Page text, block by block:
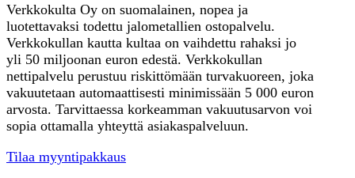
Verkkokulta Oy on suomalainen, nopea ja
luotettavaksi todettu jalometallien ostopalvelu.
Verkkokullan kautta kultaa on vaihdettu rahaksi jo
yli 50 miljoonan euron edestä. Verkkokullan
nettipalvelu perustuu riskittömään turvakuoreen, joka
vakuutetaan automaattisesti minimissään 5 000 euron
arvosta. Tarvittaessa korkeamman vakuutusarvon voi
sopia ottamalla yhteyttä asiakaspalveluun.
Tilaa myyntipakkaus